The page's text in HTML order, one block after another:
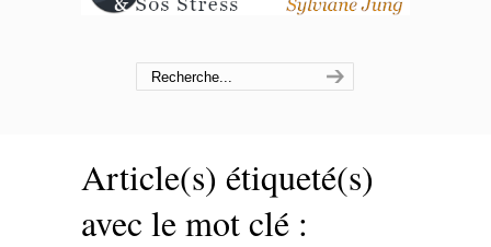
Article(s) étiqueté(s)
avec le mot clé :